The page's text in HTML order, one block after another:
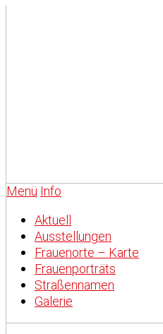
Menü Info
Aktuell
Ausstellungen
Frauenorte – Karte
Frauenporträts
Straßennamen
Galerie